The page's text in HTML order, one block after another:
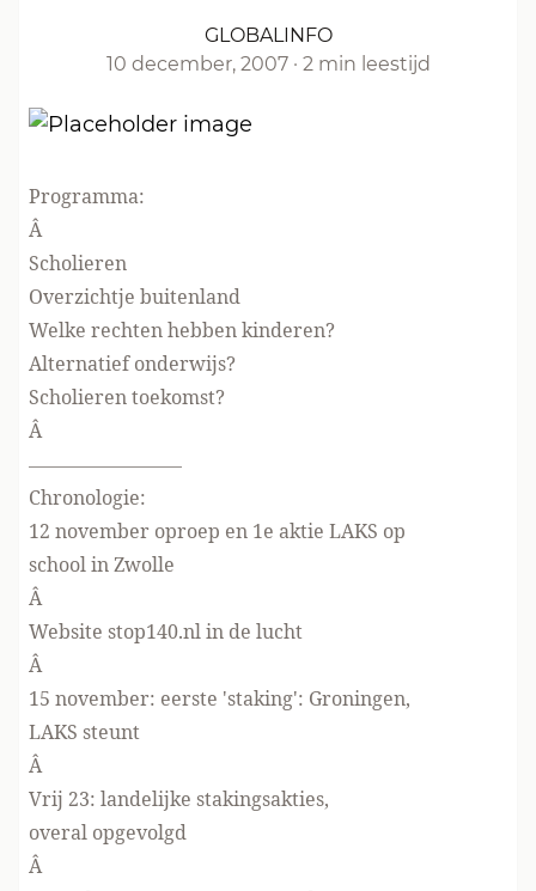
GLOBALINFO
10 december, 2007 · 2 min leestijd
Programma:
Â
Scholieren
Overzichtje buitenland
Welke rechten hebben kinderen?
Alternatief onderwijs?
Scholieren toekomst?
Â
————————
Chronologie:
12 november oproep en 1e aktie LAKS op
school in Zwolle
Â
Website stop140.nl in de lucht
Â
15 november: eerste 'staking': Groningen,
LAKS steunt
Â
Vrij 23: landelijke stakingsakties,
overal opgevolgd
Â